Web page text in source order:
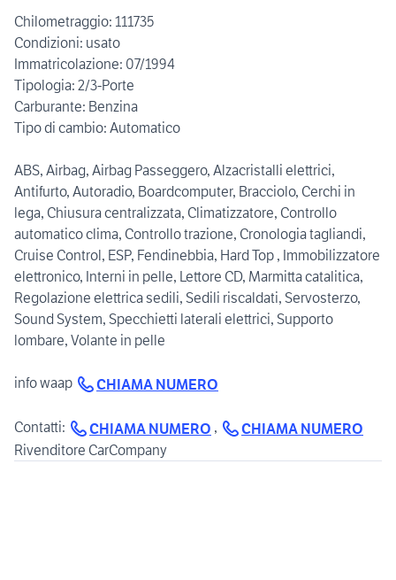
Chilometraggio: 111735
Condizioni: usato
Immatricolazione: 07/1994
Tipologia: 2/3-Porte
Carburante: Benzina
Tipo di cambio: Automatico
ABS, Airbag, Airbag Passeggero, Alzacristalli elettrici,
Antifurto, Autoradio, Boardcomputer, Bracciolo, Cerchi in
lega, Chiusura centralizzata, Climatizzatore, Controllo
automatico clima, Controllo trazione, Cronologia tagliandi,
Cruise Control, ESP, Fendinebbia, Hard Top , Immobilizzatore
elettronico, Interni in pelle, Lettore CD, Marmitta catalitica,
Regolazione elettrica sedili, Sedili riscaldati, Servosterzo,
Sound System, Specchietti laterali elettrici, Supporto
lombare, Volante in pelle
info waap CHIAMA NUMERO
Contatti: CHIAMA NUMERO ,
CHIAMA NUMERO
Rivenditore CarCompany